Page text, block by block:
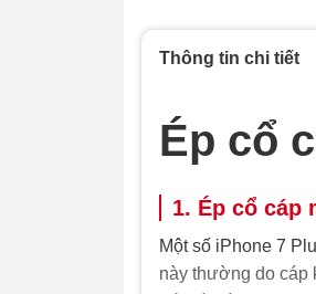
Thông tin chi tiết
Ép cổ
1. Ép cổ cáp
Một số iPhone 7
này thường do cáp